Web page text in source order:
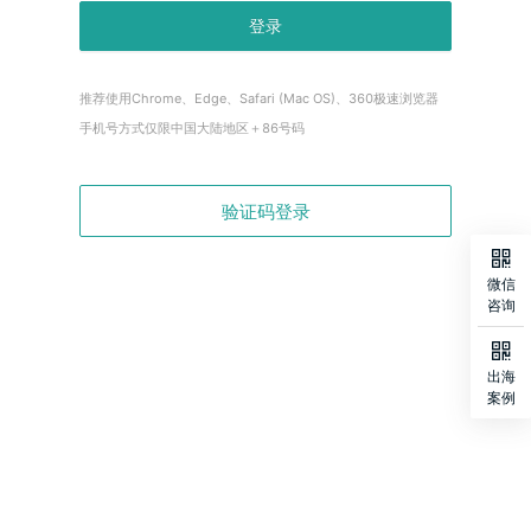
登录
推荐使用Chrome、Edge、Safari (Mac OS)、360极速浏览器
手机号方式仅限中国大陆地区＋86号码
验证码登录

微信
咨询

出海
案例